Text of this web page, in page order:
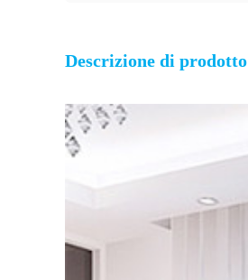
Descrizione di prodotto